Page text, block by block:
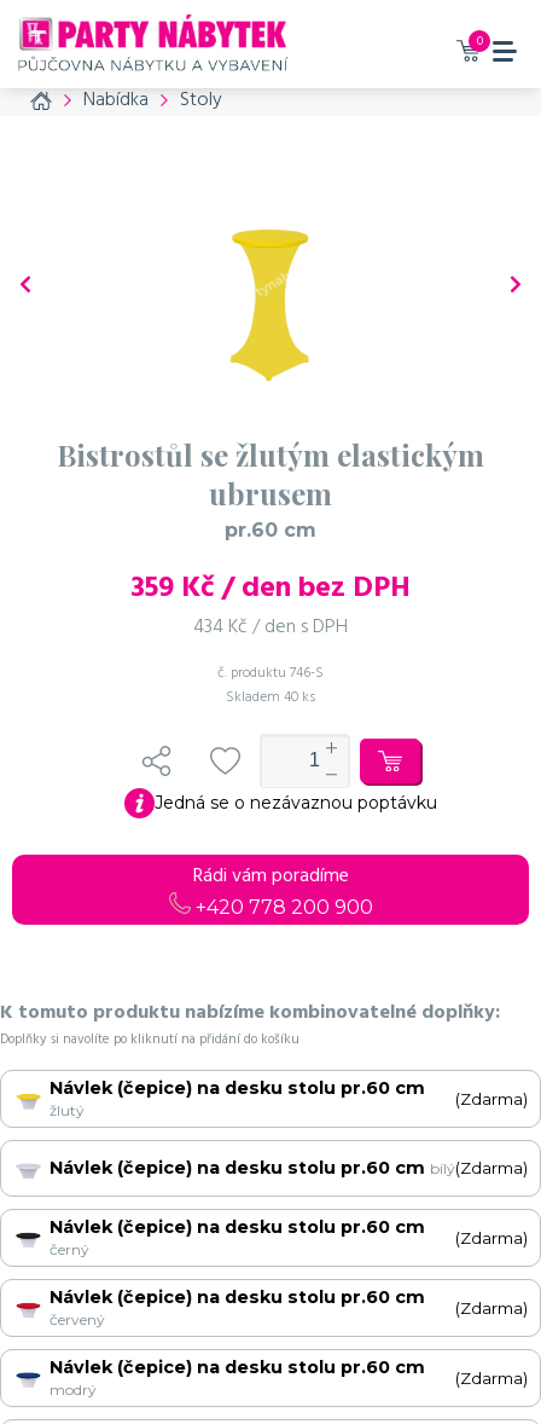
0
Home Nabídka Stoly
Bistrostůl se žlutým elastickým
ubrusem
pr.60 cm
359 Kč / den bez DPH
434 Kč / den s DPH
č. produktu 746-S
Skladem 40 ks
Jedná se o nezávaznou poptávku
Rádi vám poradíme
+420 778 200 900
K tomuto produktu nabízíme kombinovatelné doplňky:
Doplňky si navolíte po kliknutí na přidání do košíku
Návlek (čepice) na desku stolu pr.60 cm
žlutý
(Zdarma)
Návlek (čepice) na desku stolu pr.60 cm bílý(Zdarma)
Návlek (čepice) na desku stolu pr.60 cm
černý
(Zdarma)
Návlek (čepice) na desku stolu pr.60 cm
červený
(Zdarma)
Návlek (čepice) na desku stolu pr.60 cm
modrý
(Zdarma)